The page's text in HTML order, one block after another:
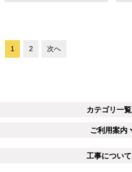
1 2 次へ
カテゴリ一覧
ご利用案内
工事について